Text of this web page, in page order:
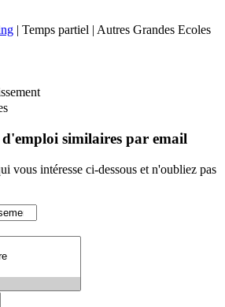
| Temps partiel | Autres Grandes Ecoles
d'emploi similaires par email
vous intéresse ci-dessous et n'oubliez pas